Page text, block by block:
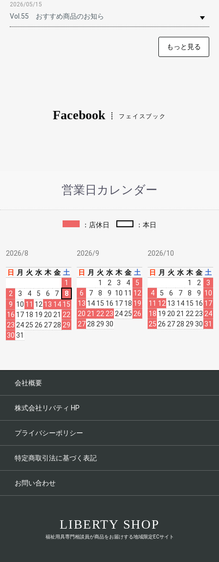
2026/05/15
Vol.55 おすすめ商品のお知ら
もっと見る
Facebook フェイスブック
営業日カレンダー
：店休日 ：本日
2026/8
日 月 火 水 木 金 土
1
2
3 4 5 6 7
8
9 10 11 12 13 14 15
16 17 18 19 20 21 22
23 24 25 26 27 28 29
30 31
2026/9
日 月 火 水 木 金 土
1
2 3 4
5
6
7 8 9 10 11 12
13 14 15 16 17 18 19
20 21 22 23 24 25 26
27 28 29 30
2026/10
日 月 火 水 木 金 土
1
2
3
4
5 6 7 8 9 10
11 12 13 14 15 16 17
18 19 20 21 22 23 24
25 26 27 28 29 30 31
LIBERTY SHOP
福祉用具専門相談員が商品をお届けする地域限定ECサイト
会社概要
株式会社リバティ HP
プライバシーポリシー
特定商取引法に基づく表記
お問い合わせ